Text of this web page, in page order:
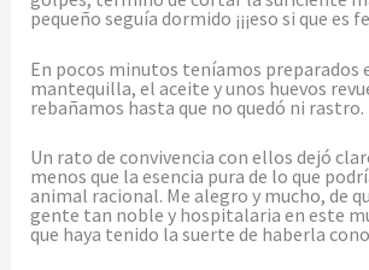
pequeño seguía dormido ¡¡¡eso si que es
En pocos minutos teníamos preparados
mantequilla, el aceite y unos huevos
rebañamos hasta que no quedó ni rastro.
Un rato de convivencia con ellos dejó
menos que la esencia pura de lo que
animal racional. Me alegro y mucho, de
gente tan noble y hospitalaria en este
que haya tenido la suerte de haberla